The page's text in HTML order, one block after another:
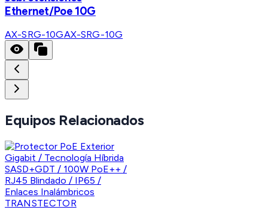
Ethernet/Poe 10G
AX-SRG-10GAX-SRG-10G
Equipos Relacionados
TRANSTECTOR